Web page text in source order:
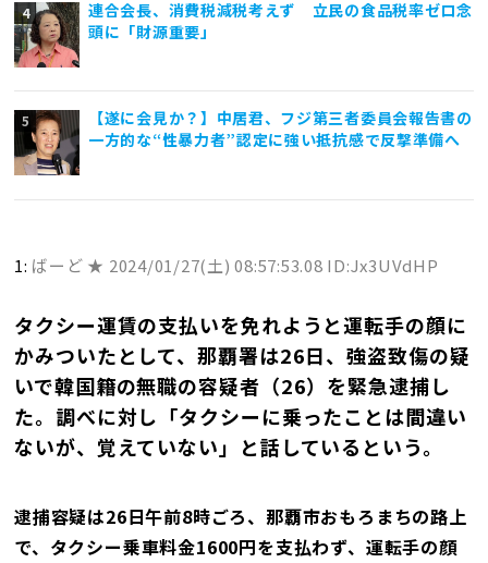
連合会長、消費税減税考えず 立民の食品税率ゼロ念
頭に「財源重要」
【遂に会見か？】中居君、フジ第三者委員会報告書の
一方的な“性暴力者”認定に強い抵抗感で反撃準備へ
1: ばーど ★ 2024/01/27(土) 08:57:53.08 ID:Jx3UVdHP
タクシー運賃の支払いを免れようと運転手の顔に
かみついたとして、那覇署は26日、強盗致傷の疑
いで韓国籍の無職の容疑者（26）を緊急逮捕し
た。調べに対し「タクシーに乗ったことは間違い
ないが、覚えていない」と話しているという。
逮捕容疑は26日午前8時ごろ、那覇市おもろまちの路上
で、タクシー乗車料金1600円を支払わず、運転手の顔